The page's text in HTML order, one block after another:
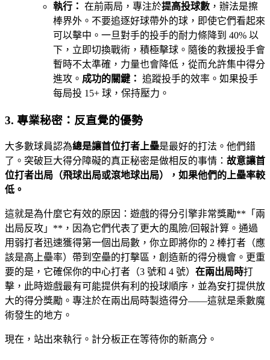
執行： 在前兩局，專注於提高投球數 ，辦法是擦
棒界外。不要追逐好球帶外的球，即使它們看起來
可以擊中。一旦對手的投手的耐力條降到 40% 以
下，立即切換戰術，積極擊球。隨後的救援投手會
暫時不太準確，力量也會降低，從而允許集中得分
進攻。 成功的關鍵： 追蹤投手的效率。如果投手
每局投 15+ 球，保持壓力。
3. 專業秘密：反直覺的優勢
大多數球員認為總是讓首位打者上壘是最好的打法。他們錯
了。突破巨大得分障礙的真正秘密是做相反的事情： 故意讓首
位打者出局（飛球出局或滾地球出局），如果他們的上壘率較
低。
這就是為什麼它有效的原因：遊戲的得分引擎非常獎勵**「兩
出局反攻」**，因為它們代表了更大的風險/回報計算。通過
用弱打者迅速獲得第一個出局數，你立即將你的 2 棒打者（應
該是高上壘率）帶到空壘的打擊區，創造新的得分機會。更重
要的是，它確保你的中心打者（3 號和 4 號） 在兩出局時打
擊，此時遊戲最有可能提供有利的投球順序，並為安打提供放
大的得分獎勵。專注於在兩出局時製造得分——這就是乘數魔
術發生的地方。
現在，站出來執行。計分板正在等待你的新高分。